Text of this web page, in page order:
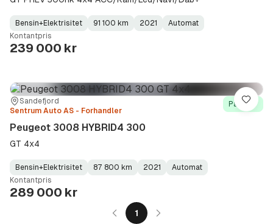
Fuel
Type:
Bensin+Elektrisitet
Kilometerstand: 91 100 km
Model
Year:
2021
Gearbox
Type:
Automat
Kontantpris
239 000 kr
Sted:
Sandefjord
Forhandler:
Sentrum Auto AS - Forhandler
På lager
Peugeot 3008 HYBRID4 300
GT 4x4
Fuel
Type:
Bensin+Elektrisitet
Kilometerstand: 87 800 km
Model
Year:
2021
Gearbox
Type:
Automat
Kontantpris
289 000 kr
Lagre
1